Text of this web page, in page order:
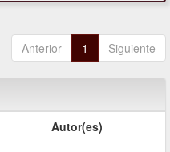
Anterior 1 Siguiente
Autor(es)